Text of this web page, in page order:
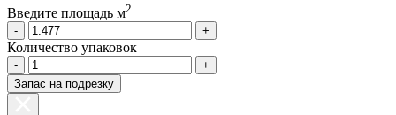
Введите площадь м2
-
+
Количество упаковок
-
+
Запас на подрезку